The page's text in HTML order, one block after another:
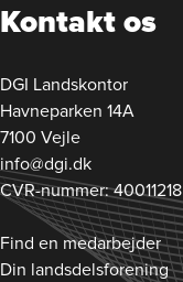
Kontakt os
DGI Landskontor
Havneparken 14A
7100 Vejle
info@dgi.dk
CVR-nummer: 40011218
Find en medarbejder
Din landsdelsforening